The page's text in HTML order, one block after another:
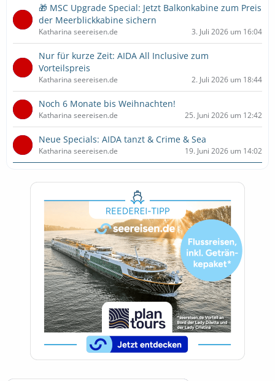
🎁 MSC Upgrade Special: Jetzt Balkonkabine zum Preis
der Meerblickkabine sichern
Katharina seereisen.de 3. Juli 2026 um 16:04
Nur für kurze Zeit: AIDA All Inclusive zum
Vorteilspreis
Katharina seereisen.de 2. Juli 2026 um 18:44
Noch 6 Monate bis Weihnachten!
Katharina seereisen.de 25. Juni 2026 um 12:42
Neue Specials: AIDA tanzt & Crime & Sea
Katharina seereisen.de 19. Juni 2026 um 14:02